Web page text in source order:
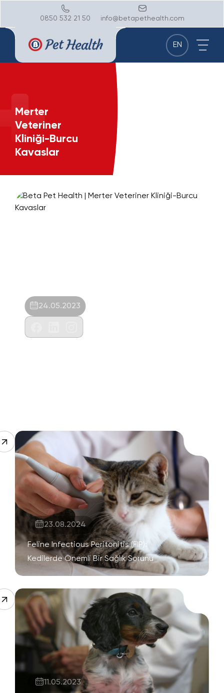
0850 532 21 50 info@betapethealth.com
EN
Merter
Veteriner
Kliniği-Burcu
Kavaslar
24.05.2023
23.08.2024
Feline Infectious Peritonitis (FIP):
Kedilerde Önemli Bir Sağlık Sorunu
11.05.2023